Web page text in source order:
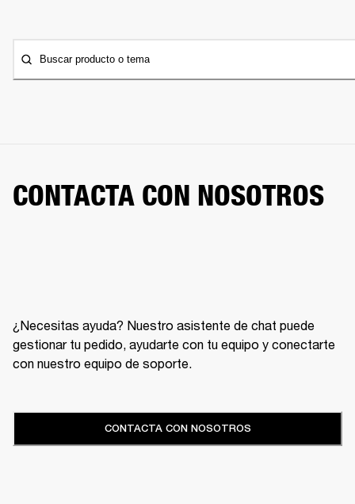
Buscar producto o tema
CONTACTA CON NOSOTROS
¿Necesitas ayuda? Nuestro asistente de chat puede
gestionar tu pedido, ayudarte con tu equipo y conectarte
con nuestro equipo de soporte.
CONTACTA CON NOSOTROS